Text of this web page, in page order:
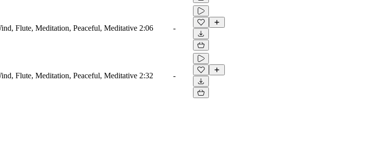
Flute, Meditation, Peaceful, Meditative 2:06 -
Flute, Meditation, Peaceful, Meditative 2:32 -